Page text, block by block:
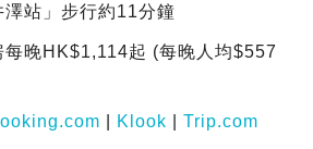
澤站」步行約11分鐘
每晚HK$1,114起 (每晚人均$557
Klook Trip.com